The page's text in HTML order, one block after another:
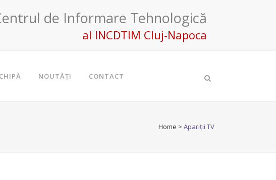
de Informare Tehnologică
al INCDTIM Cluj-Napoca
NOUTĂȚI CONTACT
Home > Apariții TV